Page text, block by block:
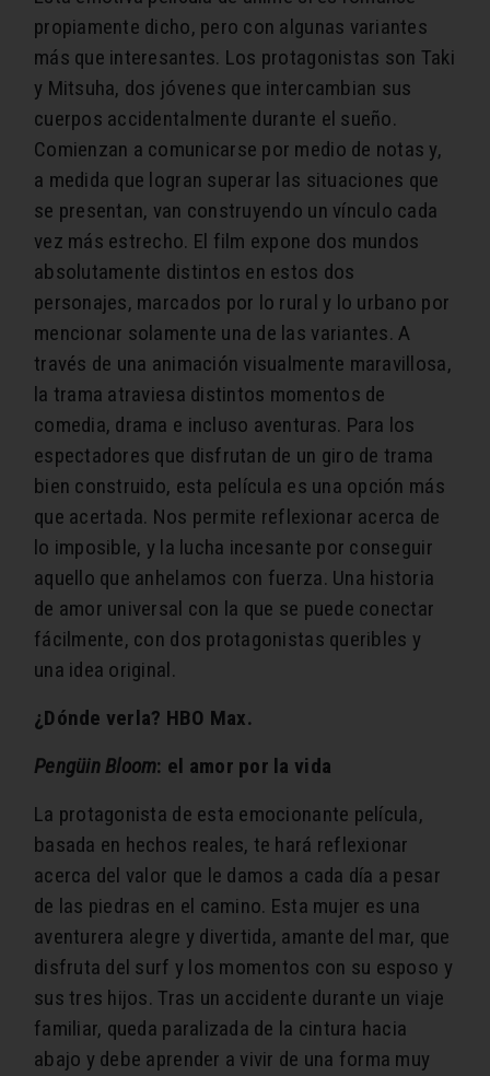
propiamente dicho, pero con algunas variantes
más que interesantes. Los protagonistas son Taki
y Mitsuha, dos jóvenes que intercambian sus
cuerpos accidentalmente durante el sueño.
Comienzan a comunicarse por medio de notas y,
a medida que logran superar las situaciones que
se presentan, van construyendo un vínculo cada
vez más estrecho. El film expone dos mundos
absolutamente distintos en estos dos
personajes, marcados por lo rural y lo urbano por
mencionar solamente una de las variantes. A
través de una animación visualmente maravillosa,
la trama atraviesa distintos momentos de
comedia, drama e incluso aventuras. Para los
espectadores que disfrutan de un giro de trama
bien construido, esta película es una opción más
que acertada. Nos permite reflexionar acerca de
lo imposible, y la lucha incesante por conseguir
aquello que anhelamos con fuerza. Una historia
de amor universal con la que se puede conectar
fácilmente, con dos protagonistas queribles y
una idea original.
¿Dónde verla? HBO Max.
Pengüin Bloom: el amor por la vida
La protagonista de esta emocionante película,
basada en hechos reales, te hará reflexionar
acerca del valor que le damos a cada día a pesar
de las piedras en el camino. Esta mujer es una
aventurera alegre y divertida, amante del mar, que
disfruta del surf y los momentos con su esposo y
sus tres hijos.Tras un accidente durante un viaje
familiar, queda paralizada de la cintura hacia
abajo y debe aprender a vivir de una forma muy